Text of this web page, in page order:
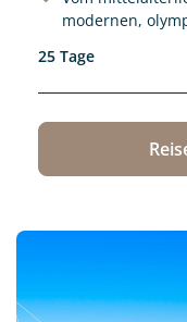
modernen,
25 Tage